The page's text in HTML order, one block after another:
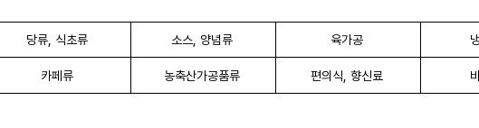
당류, 식초류 소스, 양념류 육가공
카페류 농축산가공품류 편의식, 향신료